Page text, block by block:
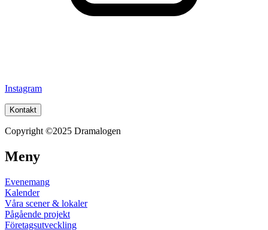
Instagram
Kontakt
Copyright ©2025 Dramalogen
Meny
Evenemang
Kalender
Våra scener & lokaler
Pågående projekt
Företagsutveckling